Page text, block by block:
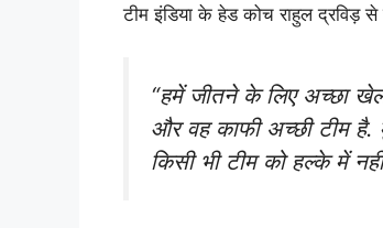
टीम इंडिया के हेड कोच राहुल द्रविड़
“हमें जीतने के लिए अच्छा
और वह काफी अच्छी टीम है.
किसी भी टीम को हल्के में